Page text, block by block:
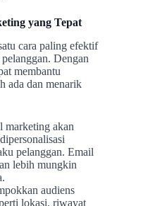
yang Tepat
cara paling efektif
Dengan
membantu
ada dan menarik
marketing akan
pelanggan. Email
lebih mungkin
audiens
lokasi, riwayat